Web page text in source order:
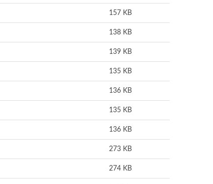
157 KB
138 KB
139 KB
135 KB
136 KB
135 KB
136 KB
273 KB
274 KB